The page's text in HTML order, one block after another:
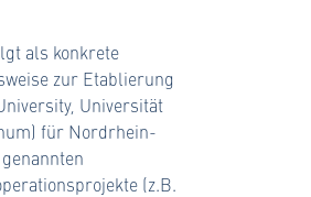
als konkrete
zur Etablierung
Universität
für Nordrhein-
(z.B.